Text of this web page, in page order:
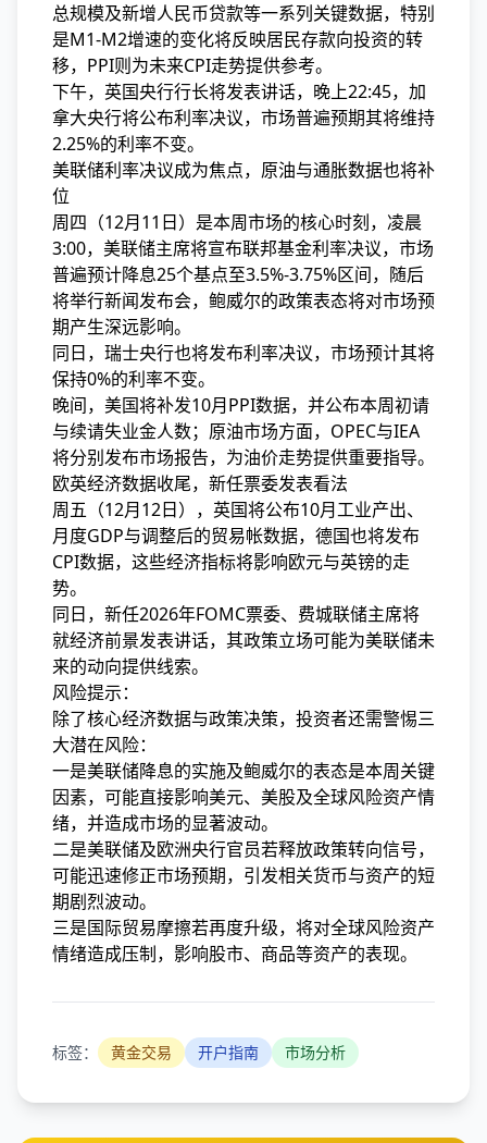
总规模及新增人民币贷款等一系列关键数据，特别
是M1-M2增速的变化将反映居民存款向投资的转
移，PPI则为未来CPI走势提供参考。
下午，英国央行行长将发表讲话，晚上22:45，加
拿大央行将公布利率决议，市场普遍预期其将维持
2.25%的利率不变。
美联储利率决议成为焦点，原油与通胀数据也将补
位
周四（12月11日）是本周市场的核心时刻，凌晨
3:00，美联储主席将宣布联邦基金利率决议，市场
普遍预计降息25个基点至3.5%-3.75%区间，随后
将举行新闻发布会，鲍威尔的政策表态将对市场预
期产生深远影响。
同日，瑞士央行也将发布利率决议，市场预计其将
保持0%的利率不变。
晚间，美国将补发10月PPI数据，并公布本周初请
与续请失业金人数；原油市场方面，OPEC与IEA
将分别发布市场报告，为油价走势提供重要指导。
欧英经济数据收尾，新任票委发表看法
周五（12月12日），英国将公布10月工业产出、
月度GDP与调整后的贸易帐数据，德国也将发布
CPI数据，这些经济指标将影响欧元与英镑的走
势。
同日，新任2026年FOMC票委、费城联储主席将
就经济前景发表讲话，其政策立场可能为美联储未
来的动向提供线索。
风险提示：
除了核心经济数据与政策决策，投资者还需警惕三
大潜在风险：
一是美联储降息的实施及鲍威尔的表态是本周关键
因素，可能直接影响美元、美股及全球风险资产情
绪，并造成市场的显著波动。
二是美联储及欧洲央行官员若释放政策转向信号，
可能迅速修正市场预期，引发相关货币与资产的短
期剧烈波动。
三是国际贸易摩擦若再度升级，将对全球风险资产
情绪造成压制，影响股市、商品等资产的表现。
标签： 黄金交易 开户指南 市场分析